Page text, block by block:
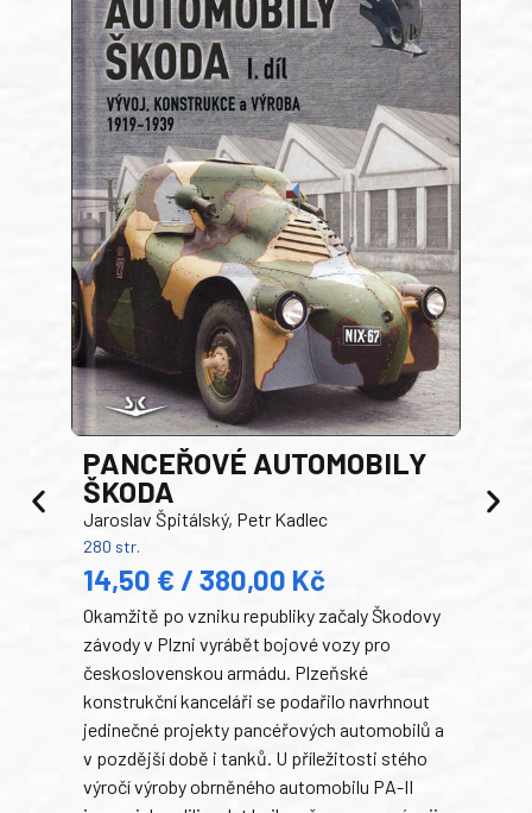
PANCEŘOVÉ AUTOMOBILY
ŠKODA
Jaroslav Špitálský, Petr Kadlec
280 str.
14,50 € / 380,00 Kč
Okamžitě po vzniku republiky začaly Škodovy
závody v Plzni vyrábět bojové vozy pro
československou armádu. Plzeňské
konstrukční kanceláři se podařilo navrhnout
jedinečné projekty pancéřových automobilů a
v pozdější době i tanků. U příležitosti stého
výročí výroby obrněného automobilu PA-II